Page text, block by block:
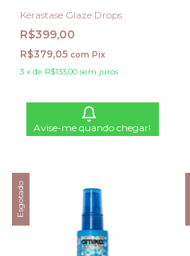
Kérastase Glaze Drops
R$399,00
R$379,05 com Pix
3 x de R$133,00 sem juros
Avise-me quando chegar!
Esgotado